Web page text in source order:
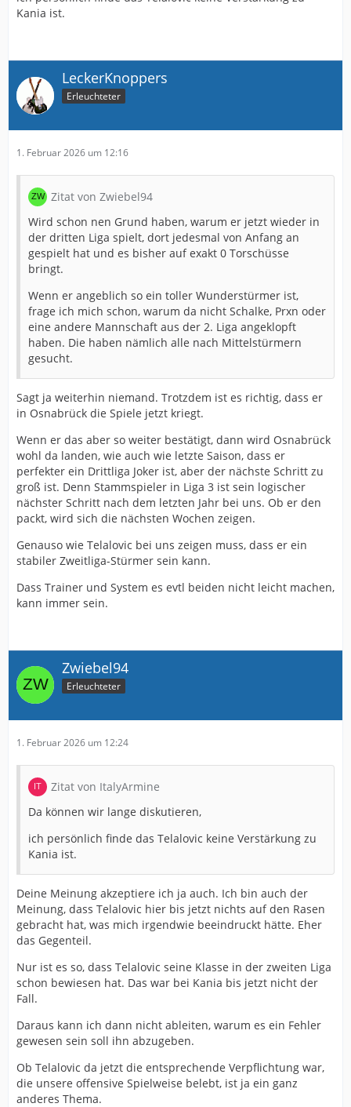
Kania ist.
LeckerKnoppers
Erleuchteter
1. Februar 2026 um 12:16
Zitat von Zwiebel94
Wird schon nen Grund haben, warum er jetzt wieder in
der dritten Liga spielt, dort jedesmal von Anfang an
gespielt hat und es bisher auf exakt 0 Torschüsse
bringt.
Wenn er angeblich so ein toller Wunderstürmer ist,
frage ich mich schon, warum da nicht Schalke, Prxn oder
eine andere Mannschaft aus der 2. Liga angeklopft
haben. Die haben nämlich alle nach Mittelstürmern
gesucht.
Sagt ja weiterhin niemand. Trotzdem ist es richtig, dass er
in Osnabrück die Spiele jetzt kriegt.
Wenn er das aber so weiter bestätigt, dann wird Osnabrück
wohl da landen, wie auch wie letzte Saison, dass er
perfekter ein Drittliga Joker ist, aber der nächste Schritt zu
groß ist. Denn Stammspieler in Liga 3 ist sein logischer
nächster Schritt nach dem letzten Jahr bei uns. Ob er den
packt, wird sich die nächsten Wochen zeigen.
Genauso wie Telalovic bei uns zeigen muss, dass er ein
stabiler Zweitliga-Stürmer sein kann.
Dass Trainer und System es evtl beiden nicht leicht machen,
kann immer sein.
Zwiebel94
Erleuchteter
1. Februar 2026 um 12:24
Zitat von ItalyArmine
Da können wir lange diskutieren,
ich persönlich finde das Telalovic keine Verstärkung zu
Kania ist.
Deine Meinung akzeptiere ich ja auch. Ich bin auch der
Meinung, dass Telalovic hier bis jetzt nichts auf den Rasen
gebracht hat, was mich irgendwie beeindruckt hätte. Eher
das Gegenteil.
Nur ist es so, dass Telalovic seine Klasse in der zweiten Liga
schon bewiesen hat. Das war bei Kania bis jetzt nicht der
Fall.
Daraus kann ich dann nicht ableiten, warum es ein Fehler
gewesen sein soll ihn abzugeben.
Ob Telalovic da jetzt die entsprechende Verpflichtung war,
die unsere offensive Spielweise belebt, ist ja ein ganz
anderes Thema.